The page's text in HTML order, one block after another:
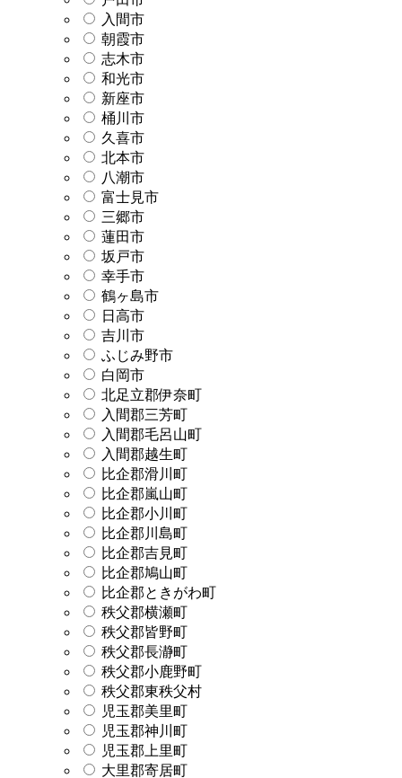
入間市
朝霞市
志木市
和光市
新座市
桶川市
久喜市
北本市
八潮市
富士見市
三郷市
蓮田市
坂戸市
幸手市
鶴ヶ島市
日高市
吉川市
ふじみ野市
白岡市
北足立郡伊奈町
入間郡三芳町
入間郡毛呂山町
入間郡越生町
比企郡滑川町
比企郡嵐山町
比企郡小川町
比企郡川島町
比企郡吉見町
比企郡鳩山町
比企郡ときがわ町
秩父郡横瀬町
秩父郡皆野町
秩父郡長瀞町
秩父郡小鹿野町
秩父郡東秩父村
児玉郡美里町
児玉郡神川町
児玉郡上里町
大里郡寄居町